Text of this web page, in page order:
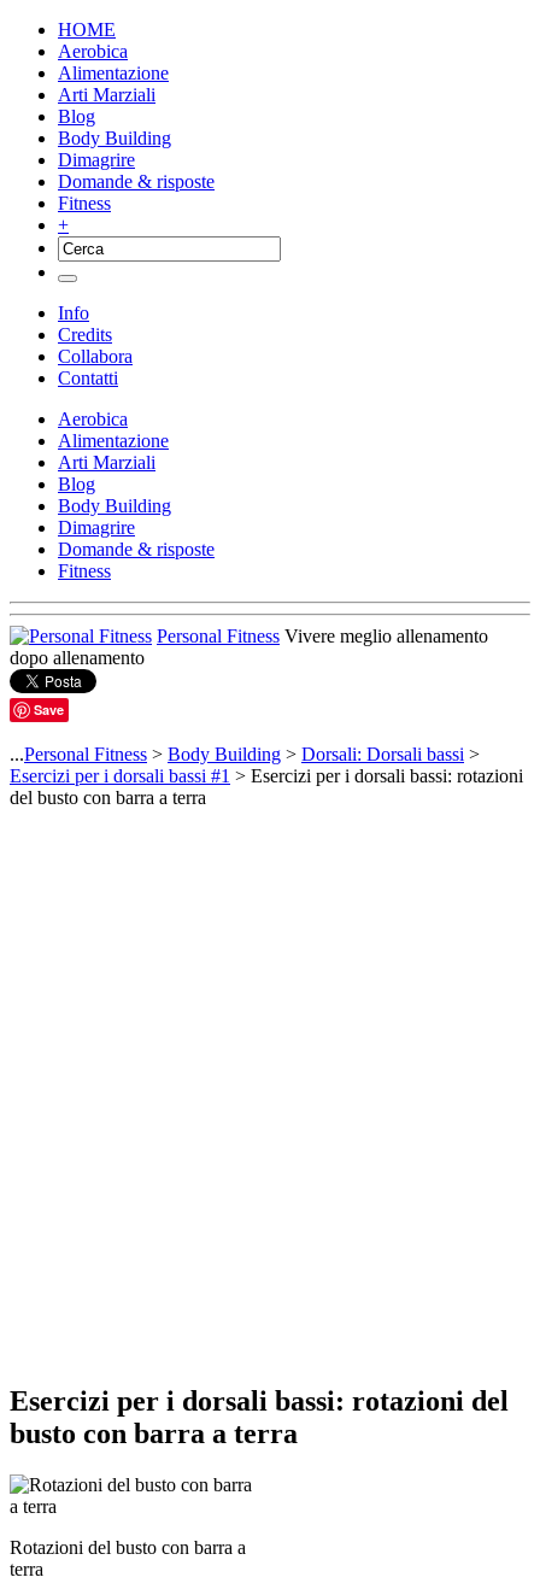
HOME
Aerobica
Alimentazione
Arti Marziali
Blog
Body Building
Dimagrire
Domande & risposte
Fitness
+
Info
Credits
Collabora
Contatti
Aerobica
Alimentazione
Arti Marziali
Blog
Body Building
Dimagrire
Domande & risposte
Fitness
Personal Fitness Vivere meglio allenamento
dopo allenamento
Save
...Personal Fitness > Body Building > Dorsali: Dorsali bassi >
Esercizi per i dorsali bassi #1 > Esercizi per i dorsali bassi: rotazioni
del busto con barra a terra
Esercizi per i dorsali bassi: rotazioni del
busto con barra a terra
Rotazioni del busto con barra a
terra